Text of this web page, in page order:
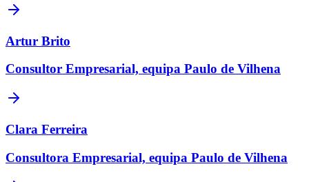
Artur Brito
Consultor Empresarial, equipa Paulo de Vilhena
Clara Ferreira
Consultora Empresarial, equipa Paulo de Vilhena